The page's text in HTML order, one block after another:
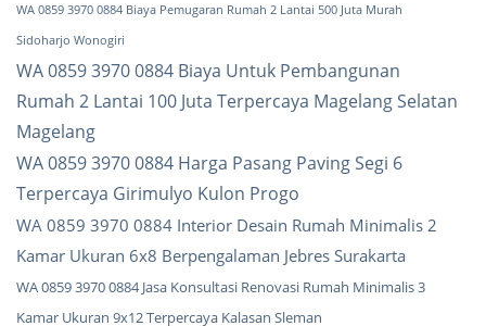
WA 0859 3970 0884 Biaya Pemugaran Rumah 2 Lantai 500 Juta Murah
Sidoharjo Wonogiri
WA 0859 3970 0884 Biaya Untuk Pembangunan
Rumah 2 Lantai 100 Juta Terpercaya Magelang Selatan
Magelang
WA 0859 3970 0884 Harga Pasang Paving Segi 6
Terpercaya Girimulyo Kulon Progo
WA 0859 3970 0884 Interior Desain Rumah Minimalis 2
Kamar Ukuran 6x8 Berpengalaman Jebres Surakarta
WA 0859 3970 0884 Jasa Konsultasi Renovasi Rumah Minimalis 3
Kamar Ukuran 9x12 Terpercaya Kalasan Sleman